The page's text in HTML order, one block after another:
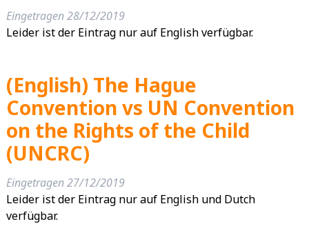
Eingetragen28/12/2019
Leider ist der Eintrag nur auf English verfügbar.
(English) The Hague
Convention vs UN Convention
on the Rights of the Child
(UNCRC)
Eingetragen27/12/2019
Leider ist der Eintrag nur auf English und Dutch
verfügbar.